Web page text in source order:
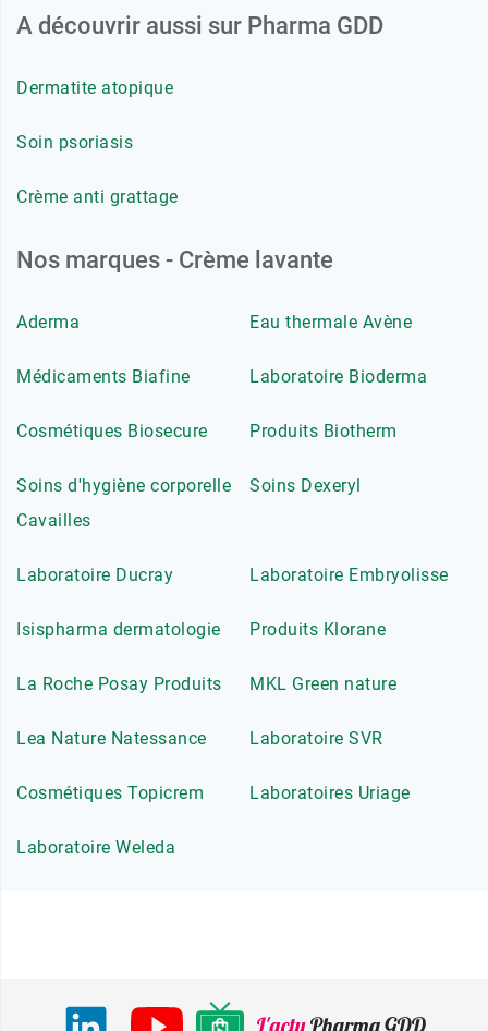
A découvrir aussi sur Pharma GDD
Dermatite atopique
Soin psoriasis
Crème anti grattage
Nos marques - Crème lavante
Aderma Eau thermale Avène
Médicaments Biafine Laboratoire Bioderma
Cosmétiques Biosecure Produits Biotherm
Soins d'hygiène corporelle
Cavailles
Soins Dexeryl
Laboratoire Ducray Laboratoire Embryolisse
Isispharma dermatologie Produits Klorane
La Roche Posay Produits MKL Green nature
Lea Nature Natessance Laboratoire SVR
Cosmétiques Topicrem Laboratoires Uriage
Laboratoire Weleda